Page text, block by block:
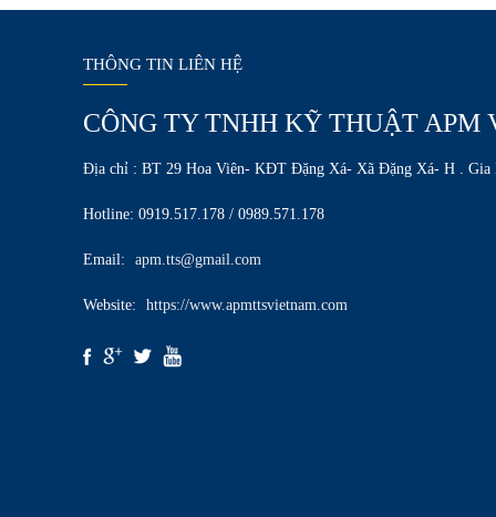
THÔNG TIN LIÊN HỆ
CÔNG TY TNHH KỸ THUẬT APM
Địa chỉ : BT 29 Hoa Viên- KĐT Đặng Xá- Xã Đặng Xá- H . Gia
Hotline: 0919.517.178 / 0989.571.178
Email: apm.tts@gmail.com
Website: https://www.apmttsvietnam.com